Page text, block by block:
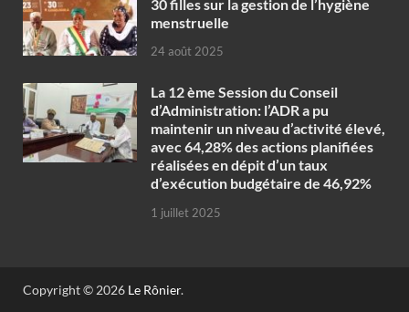
30 filles sur la gestion de l’hygiène
menstruelle
24 août 2025
La 12 ème Session du Conseil
d’Administration: l’ADR a pu
maintenir un niveau d’activité élevé,
avec 64,28% des actions planifiées
réalisées en dépit d’un taux
d’exécution budgétaire de 46,92%
1 juillet 2025
Copyright © 2026 Le Rônier.